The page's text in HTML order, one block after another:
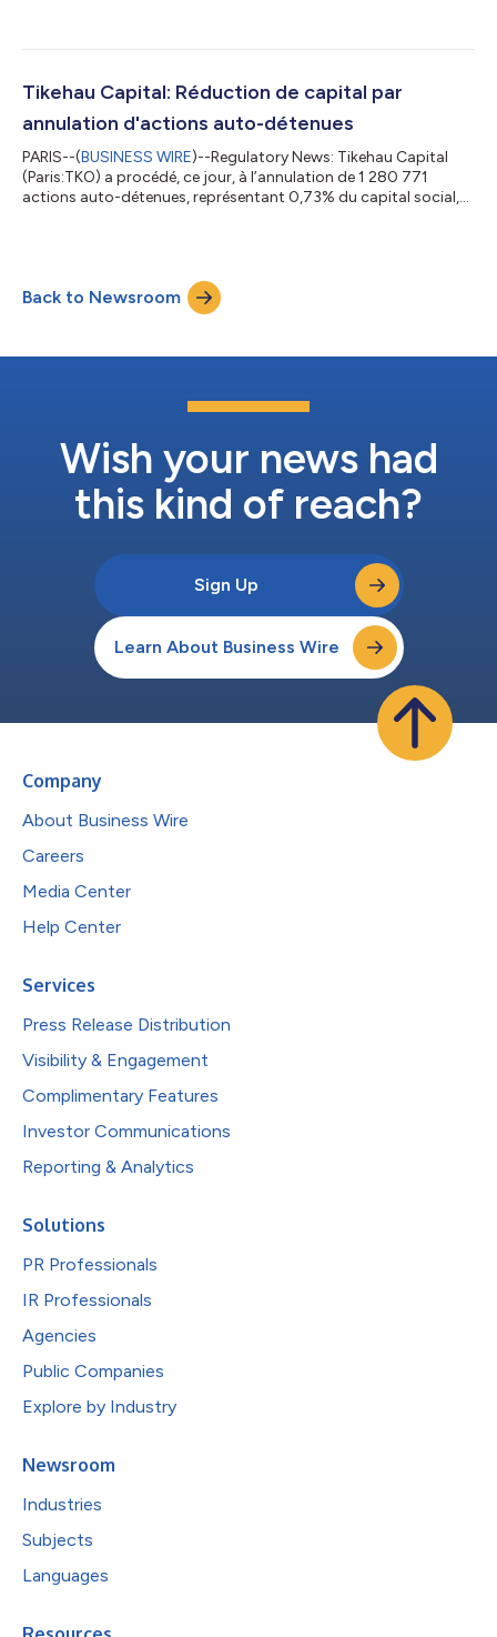
droits de vote attachés à l’ensemble des actions, y compris
général de l’AMF). (2) Les droits de vote exerçables
correspondent au nombre total de droits de...
Tikehau Capital: Réduction de capital par
annulation d'actions auto-détenues
PARIS--(BUSINESS WIRE)--Regulatory News: Tikehau Capital
(Paris:TKO) a procédé, ce jour, à l’annulation de 1 280 771
actions auto-détenues, représentant 0,73% du capital social,
en 175 247 840 actions et le nombre de droits de vote
exerçables s’élève à 172 419 687. À la suite de cette annulation,
Back to Newsroom
Wish your news had
this kind of reach?
Sign Up
Learn About Business Wire
Company
About Business Wire
Careers
Media Center
Help Center
Services
Press Release Distribution
Visibility & Engagement
Complimentary Features
Investor Communications
Reporting & Analytics
Solutions
PR Professionals
IR Professionals
Agencies
Public Companies
Explore by Industry
Newsroom
Industries
Subjects
Languages